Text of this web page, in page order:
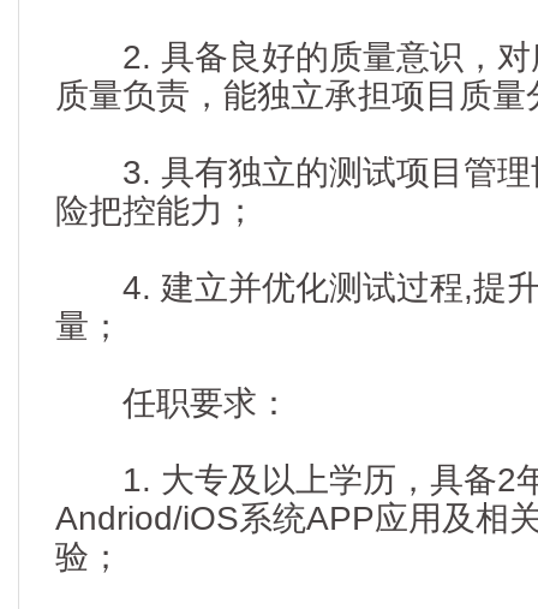
2. 具备良好的质量意识，对
质量负责，能独立承担项目质
3. 具有独立的测试项目管理
险把控能力；
4. 建立并优化测试过程,提升
量；
任职要求：
1. 大专及以上学历，具备2
Andriod/iOS系统APP应用及相
验；